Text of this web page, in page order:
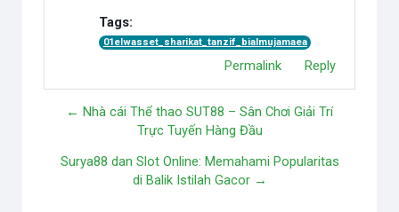
Tags:
01elwasset_sharikat_tanzif_bialmujamaea
Permalink Reply
← Nhà cái Thể thao SUT88 – Sân Chơi Giải Trí
Trực Tuyến Hàng Đầu
Surya88 dan Slot Online: Memahami Popularitas
di Balik Istilah Gacor →